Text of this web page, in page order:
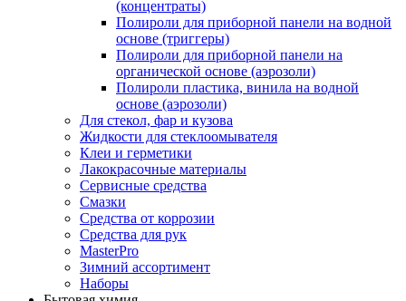
(концентраты)
Полироли для приборной панели на водной
основе (триггеры)
Полироли для приборной панели на
органической основе (аэрозоли)
Полироли пластика, винила на водной
основе (аэрозоли)
Для стекол, фар и кузова
Жидкости для стеклоомывателя
Клеи и герметики
Лакокрасочные материалы
Сервисные средства
Смазки
Средства от коррозии
Средства для рук
MasterPro
Зимний ассортимент
Наборы